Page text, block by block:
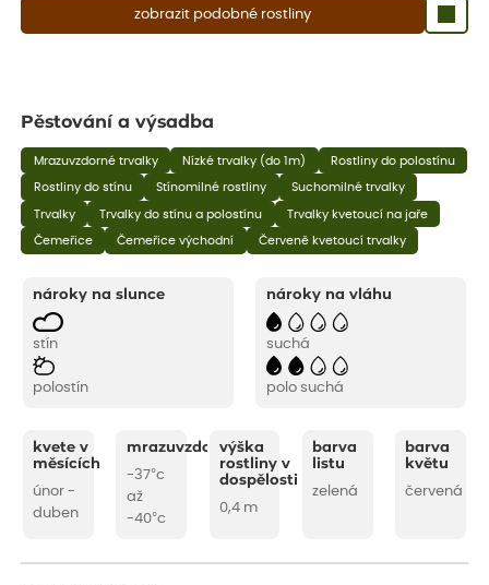
zobrazit podobné rostliny
Pěstování a výsadba
Mrazuvzdorné trvalky Nízké trvalky (do 1m) Rostliny do polostínu
Rostliny do stínu Stínomilné rostliny Suchomilné trvalky
Trvalky Trvalky do stínu a polostínu Trvalky kvetoucí na jaře
Čemeřice Čemeřice východní Červeně kvetoucí trvalky
nároky na slunce
stín
polostín
nároky na vláhu
suchá
polo suchá
kvete v
měsících
únor -
duben
mrazuvzdornost
-37°c
až
-40°c
výška
rostliny v
dospělosti
0,4 m
barva
listu
zelená
barva
květu
červená